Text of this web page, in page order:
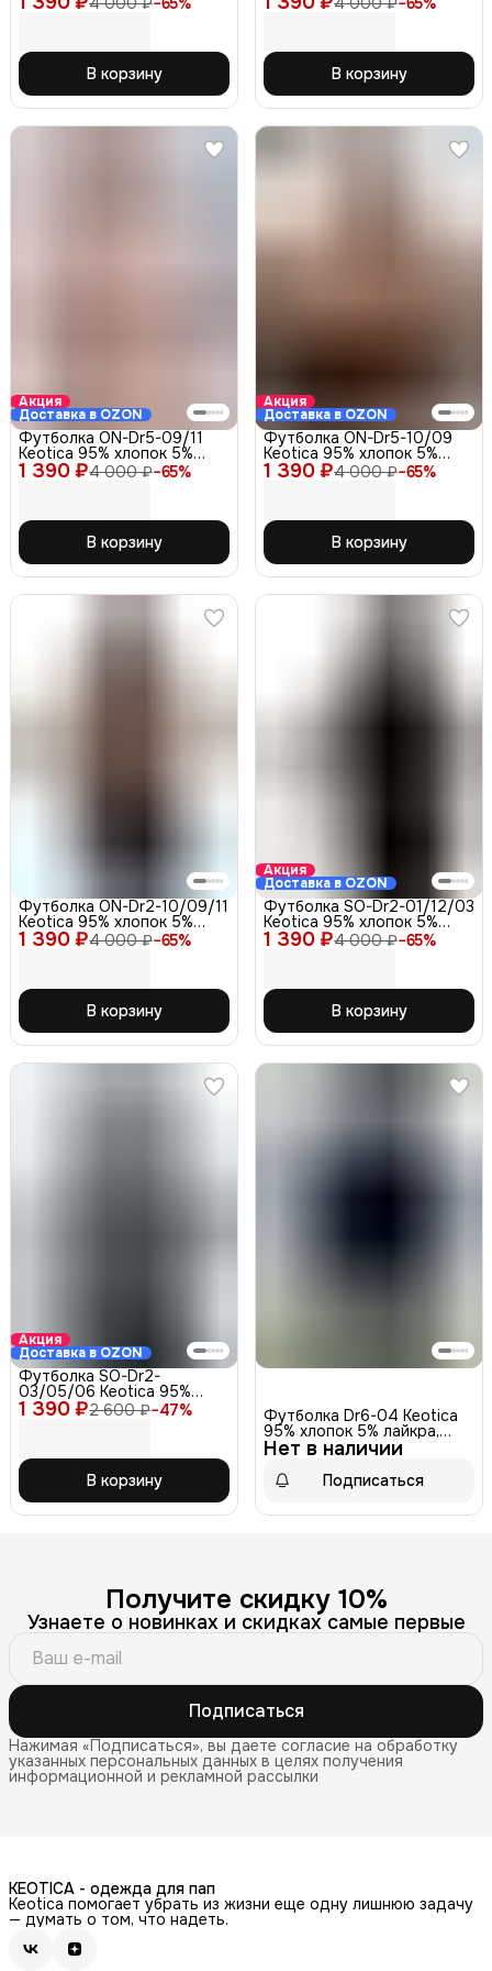
меланж на груди и рукаве,
В корзину
46
В корзину
Акция
Доставка в OZON
1 390 ₽4 000 ₽−65%
Футболка ON-Dr5-09/11
Keotica 95% хлопок 5%
какао 50
В корзину
Акция
Доставка в OZON
1 390 ₽4 000 ₽−65%
Футболка ON-Dr5-10/09
Keotica 95% хлопок 5%
лайкра, кофе 50
В корзину
1 390 ₽4 000 ₽−65%
Футболка ON-Dr2-10/09/11
Keotica 95% хлопок 5%
лайкра, кофе 50
В корзину
Акция
Доставка в OZON
1 390 ₽4 000 ₽−65%
Футболка SO-Dr2-01/12/03
Keotica 95% хлопок 5%
лайкра, черная 48
В корзину
Акция
Доставка в OZON
1 390 ₽2 600 ₽−47%
Футболка SO-Dr2-
03/05/06 Keotica 95%
хлопок 5% лайкра, серая
54
В корзину
Нет в наличии
Футболка Dr6-04 Keotica
95% хлопок 5% лайкра,
синяя 46
Подписаться
Получите скидку 10%
Узнаете о новинках и скидках самые первые
Подписаться
Нажимая «Подписаться», вы даете согласие на обработку
указанных персональных данных в целях получения
информационной и рекламной рассылки
KEOTICA - одежда для пап
Keotica помогает убрать из жизни еще одну лишнюю задачу
— думать о том, что надеть.